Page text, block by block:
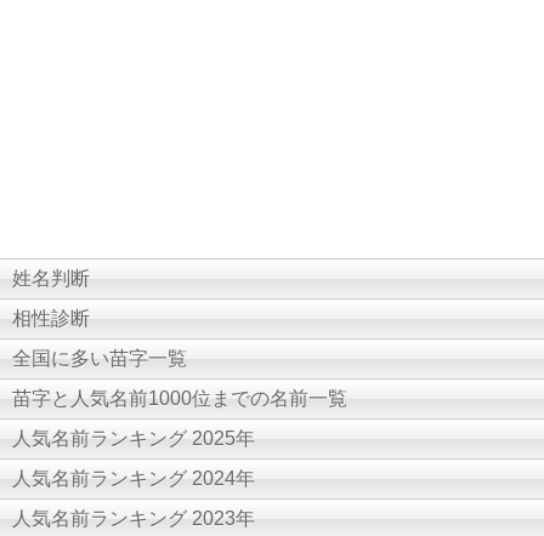
姓名判断
相性診断
全国に多い苗字一覧
苗字と人気名前1000位までの名前一覧
人気名前ランキング 2025年
人気名前ランキング 2024年
人気名前ランキング 2023年